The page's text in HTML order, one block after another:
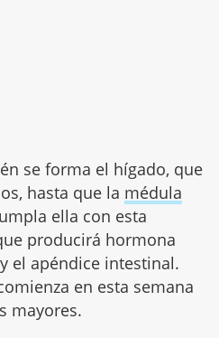
se forma el hígado, que
hasta que la médula
ella con esta
producirá hormona
el apéndice intestinal.
en esta semana
mayores.